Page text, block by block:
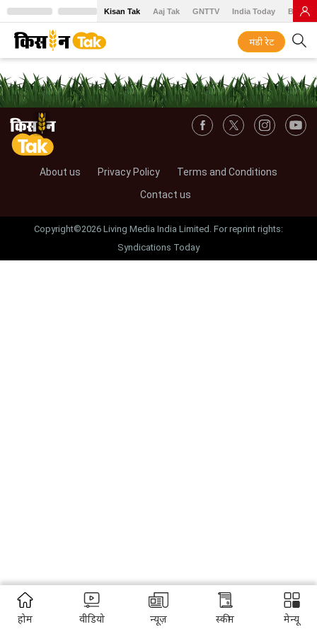
Kisan Tak Aaj Tak GNTTV India Today BT
मंडी रेट
About us Privacy Policy
Terms and Conditions
Contact us
Copyright©2026 Living Media India Limited. For reprint rights:
Syndications Today
होम वीडियो न्यूज़ स्कीम मेन्यू